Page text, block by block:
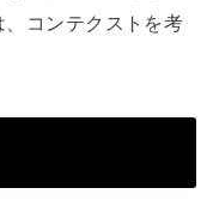
コンテクストを考